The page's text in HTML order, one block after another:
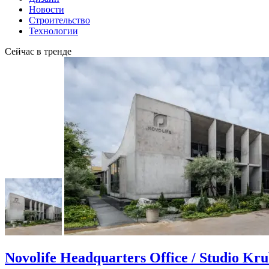
Новости
Строительство
Технологии
Сейчас в тренде
Novolife Headquarters Office / Studio